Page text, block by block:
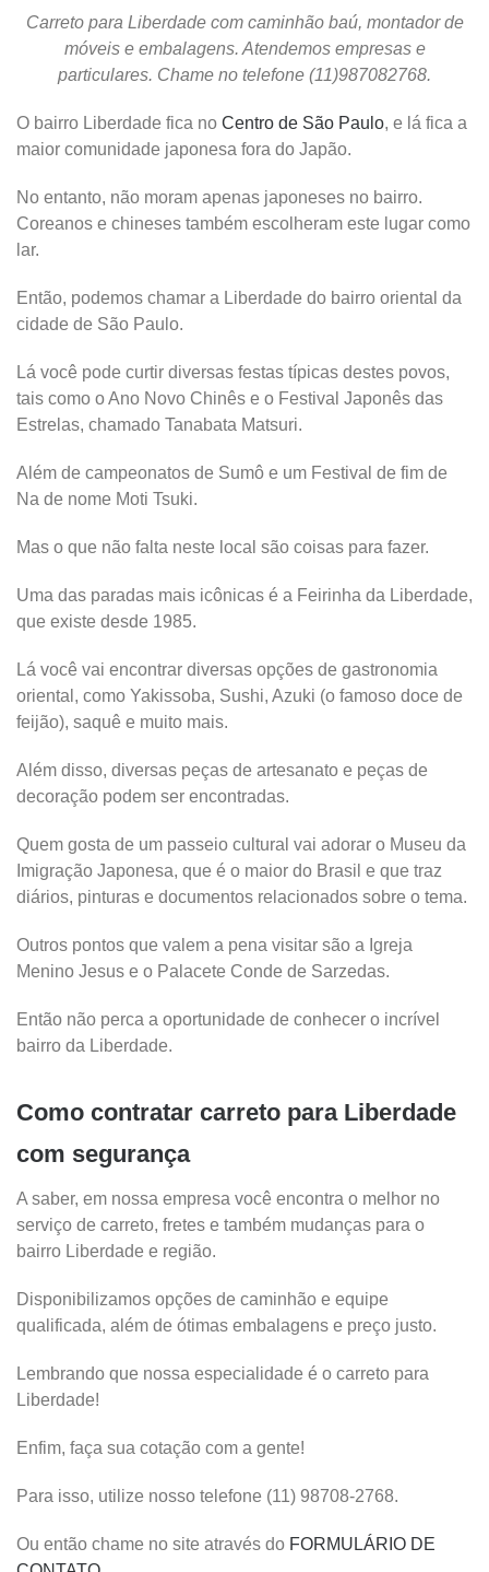
Carreto para Liberdade com caminhão baú, montador de
móveis e embalagens. Atendemos empresas e
particulares. Chame no telefone (11)987082768.
O bairro Liberdade fica no Centro de São Paulo, e lá fica a
maior comunidade japonesa fora do Japão.
No entanto, não moram apenas japoneses no bairro.
Coreanos e chineses também escolheram este lugar como
lar.
Então, podemos chamar a Liberdade do bairro oriental da
cidade de São Paulo.
Lá você pode curtir diversas festas típicas destes povos,
tais como o Ano Novo Chinês e o Festival Japonês das
Estrelas, chamado Tanabata Matsuri.
Além de campeonatos de Sumô e um Festival de fim de
Na de nome Moti Tsuki.
Mas o que não falta neste local são coisas para fazer.
Uma das paradas mais icônicas é a Feirinha da Liberdade,
que existe desde 1985.
Lá você vai encontrar diversas opções de gastronomia
oriental, como Yakissoba, Sushi, Azuki (o famoso doce de
feijão), saquê e muito mais.
Além disso, diversas peças de artesanato e peças de
decoração podem ser encontradas.
Quem gosta de um passeio cultural vai adorar o Museu da
Imigração Japonesa, que é o maior do Brasil e que traz
diários, pinturas e documentos relacionados sobre o tema.
Outros pontos que valem a pena visitar são a Igreja
Menino Jesus e o Palacete Conde de Sarzedas.
Então não perca a oportunidade de conhecer o incrível
bairro da Liberdade.
Como contratar carreto para Liberdade
com segurança
A saber, em nossa empresa você encontra o melhor no
serviço de carreto, fretes e também mudanças para o
bairro Liberdade e região.
Disponibilizamos opções de caminhão e equipe
qualificada, além de ótimas embalagens e preço justo.
Lembrando que nossa especialidade é o carreto para
Liberdade!
Enfim, faça sua cotação com a gente!
Para isso, utilize nosso telefone (11) 98708-2768.
Ou então chame no site através do FORMULÁRIO DE